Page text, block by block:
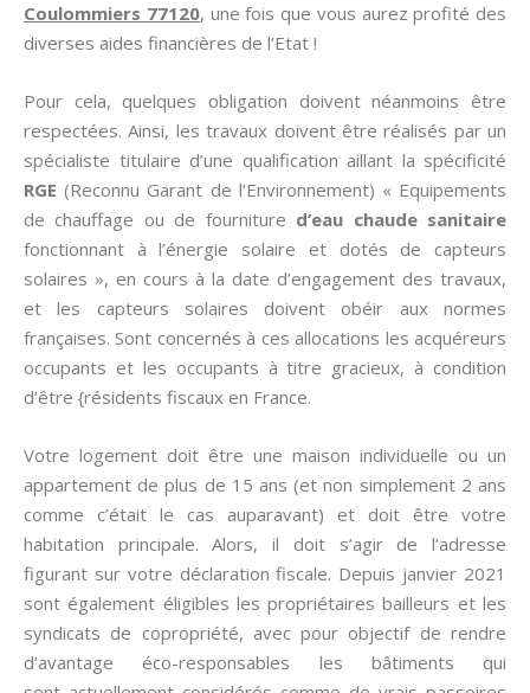
Coulommiers 77120, une fois que vous aurez profité des
diverses aides financières de l’Etat !
Pour cela, quelques obligation doivent néanmoins être
respectées. Ainsi, les travaux doivent être réalisés par un
spécialiste titulaire d’une qualification aillant la spécificité
RGE(Reconnu Garant de l’Environnement) « Equipements
de chauffage ou de fourniture d’eau chaude sanitaire
fonctionnant à l’énergie solaire et dotés de capteurs
solaires », en cours à la date d’engagement des travaux,
et les capteurs solaires doivent obéir aux normes
françaises. Sont concernés à ces allocations les acquéreurs
occupants et les occupants à titre gracieux, à condition
d’être {résidents fiscaux en France.
Votre logement doit être une maison individuelle ou un
appartement de plus de 15 ans (et non simplement 2 ans
comme c’était le cas auparavant) et doit être votre
habitation principale. Alors, il doit s’agir de l’adresse
figurant sur votre déclaration fiscale. Depuis janvier 2021
sont également éligibles les propriétaires bailleurs et les
syndicats de copropriété, avec pour objectif de rendre
d’avantage éco-responsables les bâtiments qui